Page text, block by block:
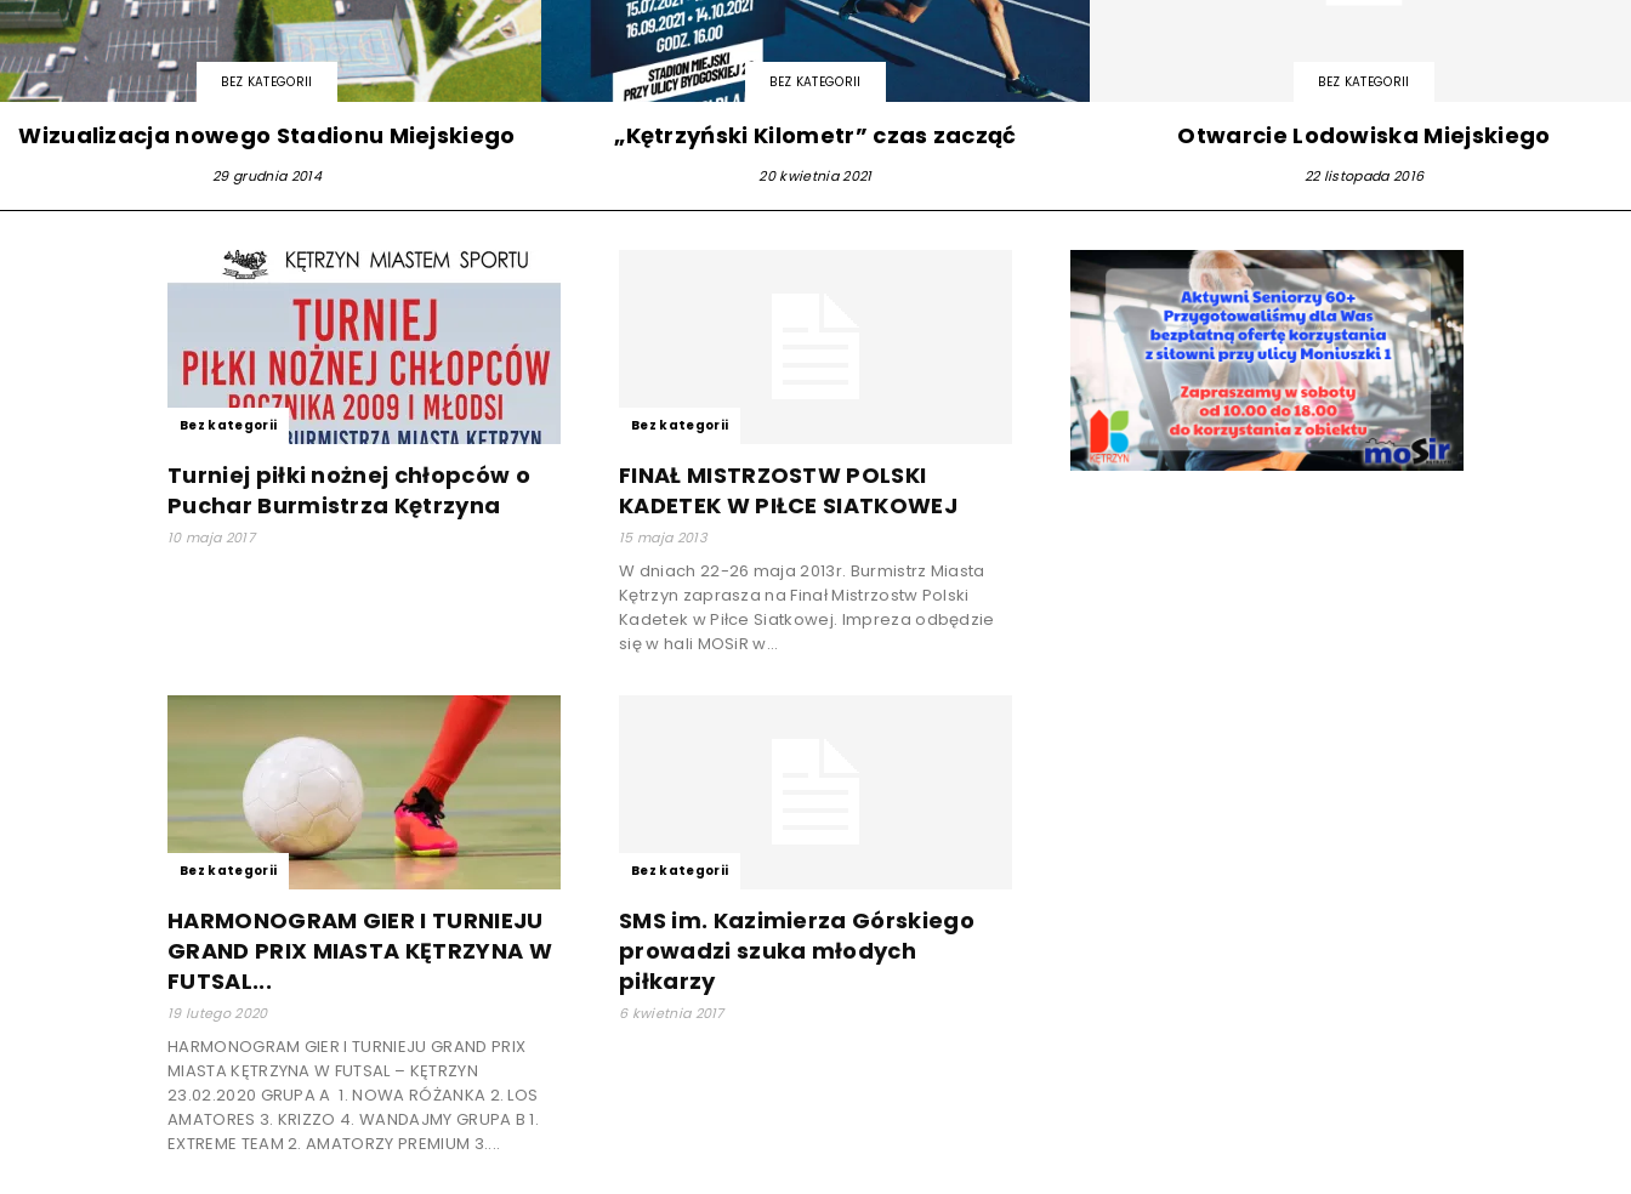
MOSiR
BEZ KATEGORII
Wizualizacja nowego Stadionu Miejskiego
29 grudnia 2014
BEZ KATEGORII
„Kętrzyński Kilometr” czas zacząć
20 kwietnia 2021
BEZ KATEGORII
Otwarcie Lodowiska Miejskiego
22 listopada 2016
Bez kategorii
Turniej piłki nożnej chłopców o
Puchar Burmistrza Kętrzyna
10 maja 2017
Bez kategorii
FINAŁ MISTRZOSTW POLSKI
KADETEK W PIŁCE SIATKOWEJ
15 maja 2013
W dniach 22-26 maja 2013r. Burmistrz Miasta
Kętrzyn zaprasza na Finał Mistrzostw Polski
Kadetek w Piłce Siatkowej. Impreza odbędzie
się w hali MOSiR w...
Bez kategorii
HARMONOGRAM GIER I TURNIEJU
GRAND PRIX MIASTA KĘTRZYNA W
FUTSAL...
19 lutego 2020
HARMONOGRAM GIER I TURNIEJU GRAND PRIX
MIASTA KĘTRZYNA W FUTSAL – KĘTRZYN
23.02.2020 GRUPA A 1. NOWA RÓŻANKA 2. LOS
AMATORES 3. KRIZZO 4. WANDAJMY GRUPA B 1.
EXTREME TEAM 2. AMATORZY PREMIUM 3....
Bez kategorii
SMS im. Kazimierza Górskiego
prowadzi szuka młodych
piłkarzy
6 kwietnia 2017